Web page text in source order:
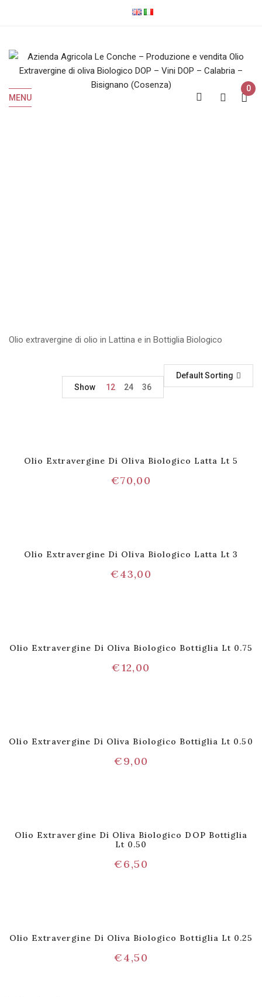
MENU
0
Olio extravergine di olio in Lattina e in Bottiglia Biologico
Default Sorting
Show
12 24 36
Olio Extravergine Di Oliva Biologico Latta Lt 5
€70,00
Olio Extravergine Di Oliva Biologico Latta Lt 3
€43,00
Olio Extravergine Di Oliva Biologico Bottiglia Lt 0.75
€12,00
Olio Extravergine Di Oliva Biologico Bottiglia Lt 0.50
€9,00
Olio Extravergine Di Oliva Biologico DOP Bottiglia
Lt 0.50
€6,50
Olio Extravergine Di Oliva Biologico Bottiglia Lt 0.25
€4,50